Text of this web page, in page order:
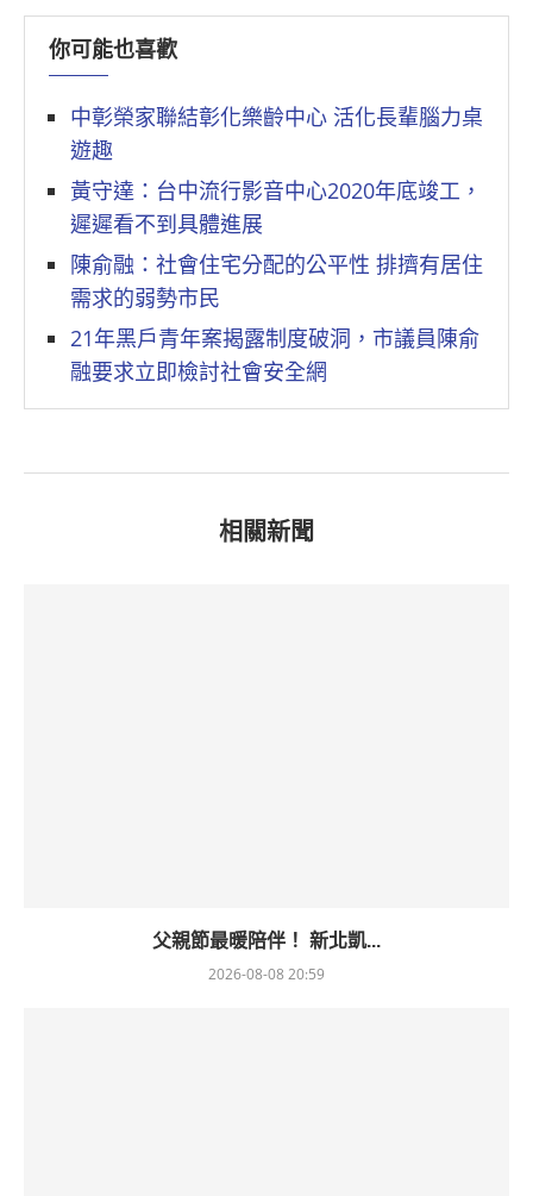
你可能也喜歡
中彰榮家聯結彰化樂齡中心 活化長輩腦力桌
遊趣
黃守達：台中流行影音中心2020年底竣工，
遲遲看不到具體進展
陳俞融：社會住宅分配的公平性 排擠有居住
需求的弱勢市民
21年黑戶青年案揭露制度破洞，市議員陳俞
融要求立即檢討社會安全網
相關新聞
父親節最暖陪伴！ 新北凱...
2026-08-08 20:59